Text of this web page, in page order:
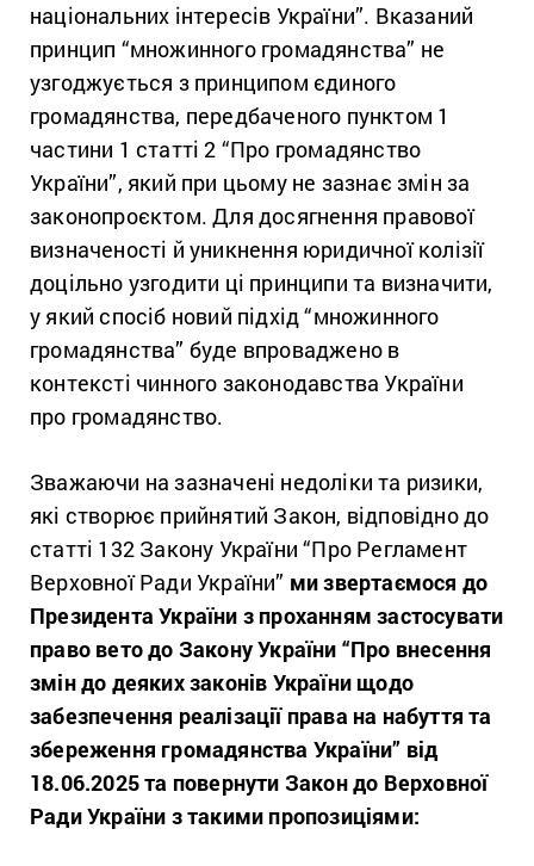
національних інтересів України”. Вказаний
принцип “множинного громадянства” не
узгоджується з принципом єдиного
громадянства, передбаченого пунктом 1
частини 1 статті2 “Про громадянство
України”, який при цьому не зазнає змін за
законопроєктом. Для досягнення правової
визначеності й уникнення юридичної колізії
доцільно узгодити ці принципи та визначити,
у який спосіб новий підхід “множинного
громадянства” буде впроваджено в
контексті чинного законодавства України
про громадянство.
Зважаючи на зазначені недоліки та ризики,
які створює прийнятий Закон, відповідно до
статті 132 Закону України “Про Регламент
Верховної Ради України” ми звертаємося до
Президента України з проханням застосувати
право вето до Закону України “Про внесення
змін до деяких законів України щодо
забезпечення реалізації права на набуття та
збереження громадянства України” від
18.06.2025 та повернути Закон до Верховної
Ради України з такими пропозиціями: